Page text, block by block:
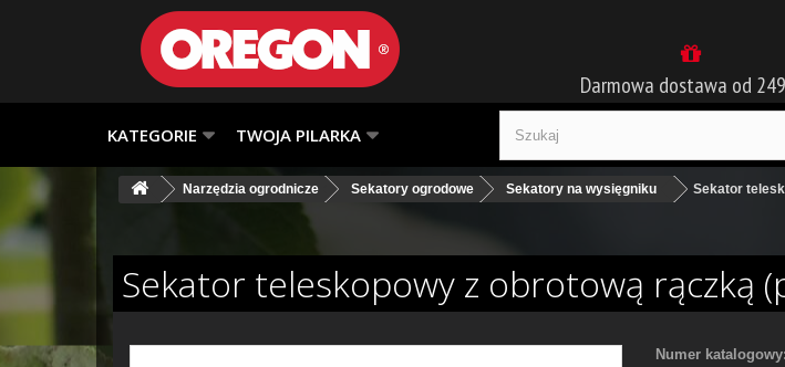
Darmowa dostawa od
KATEGORIE TWOJA PILARKA
Narzędzia ogrodnicze Sekatory ogrodowe Sekatory na wysięgniku Sekator
Sekator teleskopowy z obrotową rączką
Numer katalogowy: